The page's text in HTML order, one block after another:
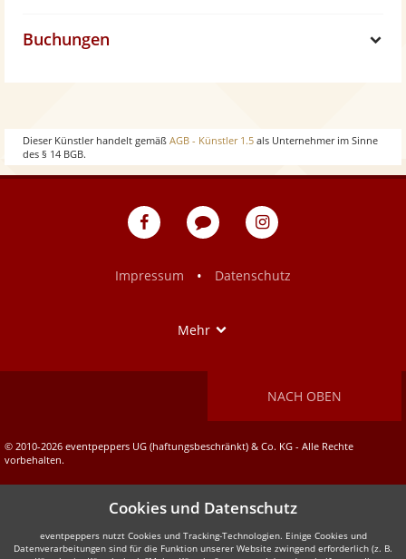
Buchungen
Dieser Künstler handelt gemäß AGB - Künstler 1.5 als Unternehmer im Sinne
des § 14 BGB.
eventpeppers
Blog
eventpeppers
Impressum
• Datenschutz
Mehr
NACH OBEN
© 2010-2026 eventpeppers UG (haftungsbeschränkt) & Co. KG - Alle Rechte
vorbehalten.
Cookies und Datenschutz
eventpeppers nutzt Cookies und Tracking-Technologien. Einige Cookies und
Datenverarbeitungen sind für die Funktion unserer Website zwingend erforderlich (z. B.